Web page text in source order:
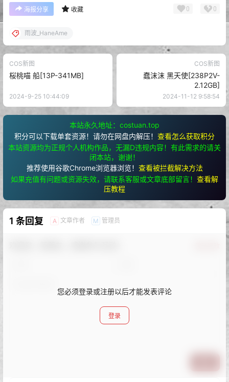
海报分享 收藏 0 0
雨波_HaneAme
COS新图
桜桃喵 船[13P-341MB]
2024-9-25 10:44:09
COS新图
蠢沫沫 黑天使[238P2V-
2.12GB]
2024-11-12 9:58:54
本站永久地址：costuan.top
积分可以下载单套资源！请勿在网盘内解压！ 查看怎么获取积分
本站资源均为正规个人机构作品，无漏D违规内容！有此需求的请关
闭本站，谢谢！
推荐使用谷歌Chrome浏览器浏览！ 查看被拦截解决方法
如果充值有问题或资源失效，请联系客服或文章底部留言！ 查看解
压教程
1 条回复 A 文章作者 M 管理员
您必须登录或注册以后才能发表评论
登录